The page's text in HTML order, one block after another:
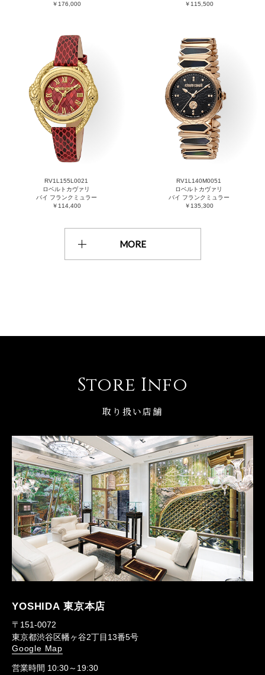
￥176,000 ￥115,500
RV1L155L0021
ロベルトカヴァリ
バイ フランクミュラー
￥114,400
RV1L140M0051
ロベルトカヴァリ
バイ フランクミュラー
￥135,300
MORE
Store Info
取り扱い店舗
YOSHIDA 東京本店
〒151-0072
東京都渋谷区幡ヶ谷2丁目13番5号
Google Map
営業時間 10:30～19:30